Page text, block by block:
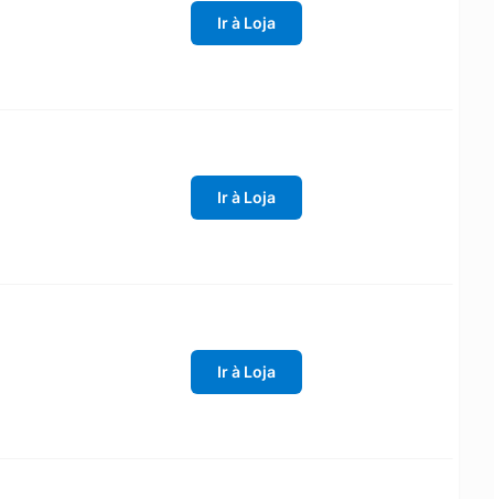
Ir à Loja
Ir à Loja
Ir à Loja